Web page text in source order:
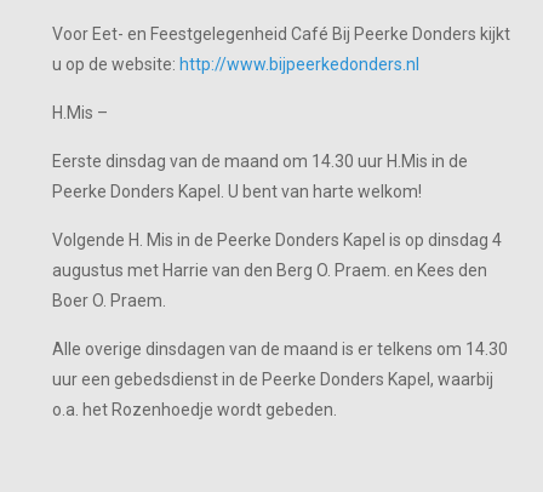
Voor Eet- en Feestgelegenheid Café Bij Peerke Donders kijkt
u op de website: http://www.bijpeerkedonders.nl
H.Mis –
Eerste dinsdag van de maand om 14.30 uur H.Mis in de
Peerke Donders Kapel. U bent van harte welkom!
Volgende H. Mis in de Peerke Donders Kapel is op dinsdag 4
augustus met Harrie van den Berg O. Praem. en Kees den
Boer O. Praem.
Alle overige dinsdagen van de maand is er telkens om 14.30
uur een gebedsdienst in de Peerke Donders Kapel, waarbij
o.a. het Rozenhoedje wordt gebeden.